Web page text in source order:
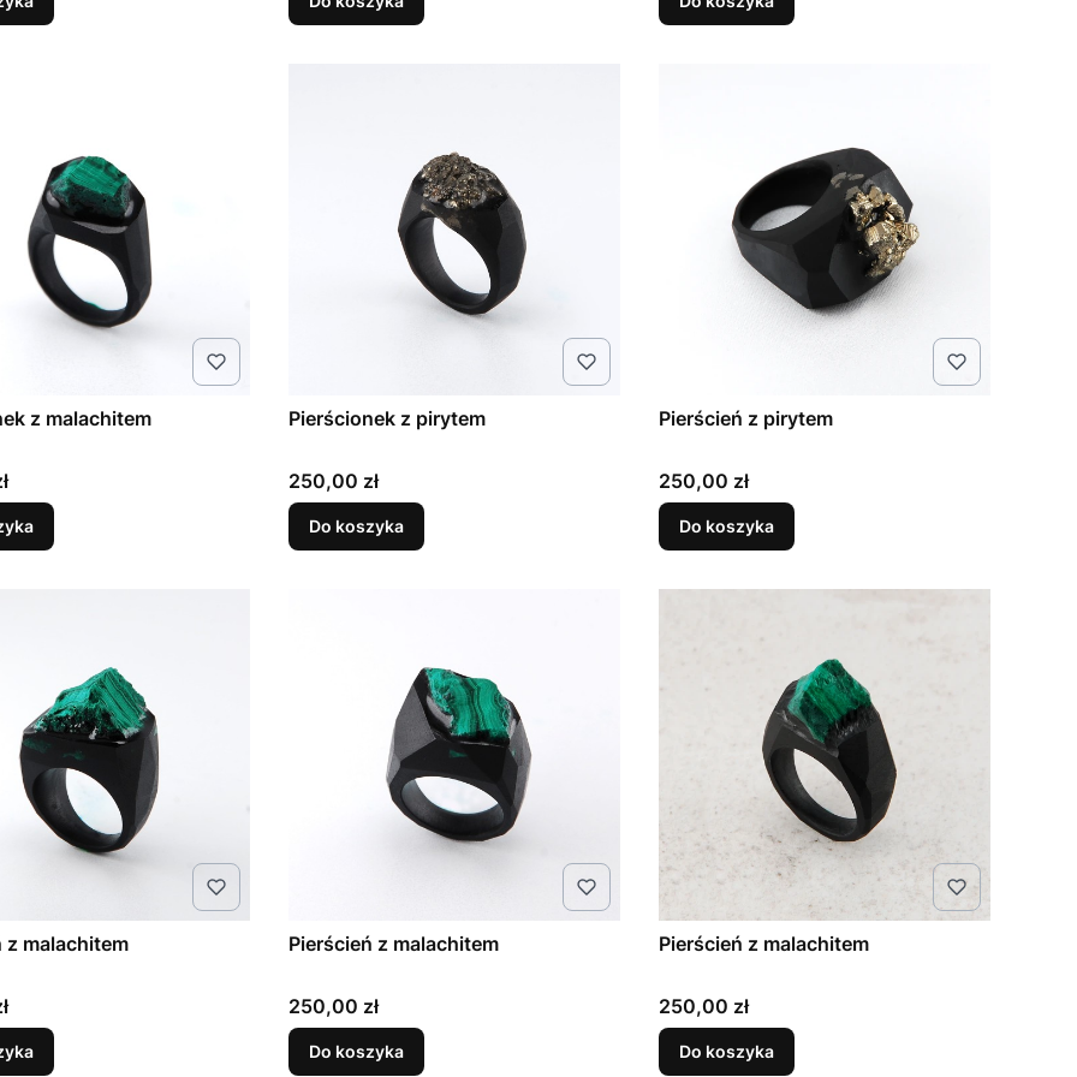
z malachitem Pierścionek z pirytem
Cena
250,00 zł
Do koszyka
Pierścień z pirytem
Cena
250,00 zł
Do koszyka
z malachitem Pierścień z malachitem
Cena
250,00 zł
Do koszyka
Pierścień z malachitem
Cena
250,00 zł
Do koszyka